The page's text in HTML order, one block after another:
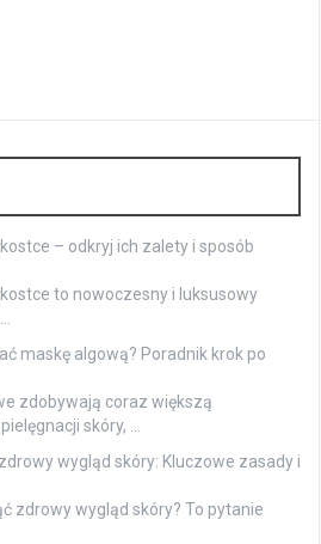
– odkryj ich zalety i sposób
to nowoczesny i luksusowy
maskę algową? Poradnik krok po
zdobywają coraz większą
skóry, …
wygląd skóry: Kluczowe zasady i
zdrowy wygląd skóry? To pytanie